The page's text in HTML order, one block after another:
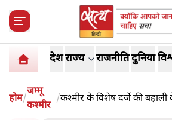
देशराज्य राजनीतिदुनिया
होम/
जम्मू
कश्मीर
/कश्मीर के विशेष दर्जे की